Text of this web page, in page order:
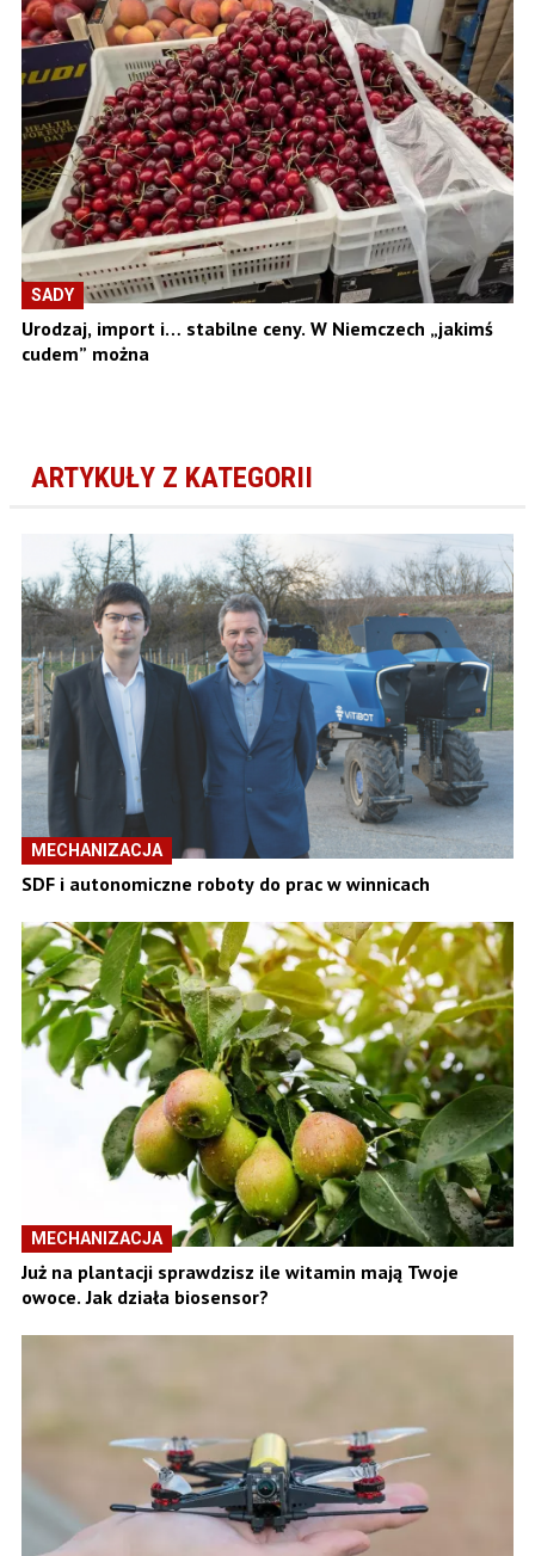
SADY
Urodzaj, import i… stabilne ceny. W Niemczech „jakimś
cudem” można
ARTYKUŁY Z KATEGORII
MECHANIZACJA
SDF i autonomiczne roboty do prac w winnicach
MECHANIZACJA
Już na plantacji sprawdzisz ile witamin mają Twoje
owoce. Jak działa biosensor?